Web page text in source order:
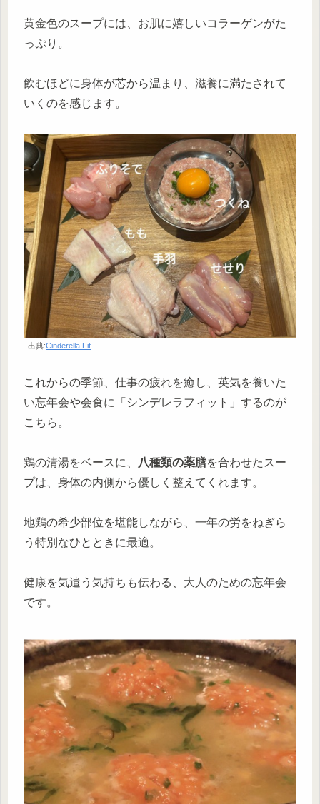
黄金色のスープには、お肌に嬉しいコラーゲンがた
っぷり。
飲むほどに身体が芯から温まり、滋養に満たされて
いくのを感じます。
出典:Cinderella Fit
これからの季節、仕事の疲れを癒し、英気を養いた
い忘年会や会食に「シンデレラフィット」するのが
こちら。
鶏の清湯をベースに、 八種類の薬膳を合わせたスー
プは、身体の内側から優しく整えてくれます。
地鶏の希少部位を堪能しながら、一年の労をねぎら
う特別なひとときに最適。
健康を気遣う気持ちも伝わる、大人のための忘年会
です。